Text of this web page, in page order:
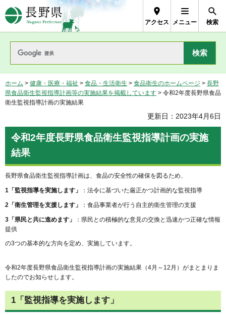
長野県Nagano Prefecture
アクセス メニュー 検索
ホーム > 健康・医療・福祉 > 食品・生活衛生 > 食品衛生のホームページ > 長野
県食品衛生監視指導計画等の実施結果を掲載しています > 令和2年度長野県食品
衛生監視指導計画の実施結果
更新日：2023年4月6日
令和2年度長野県食品衛生監視指導計画の実施
結果
長野県食品衛生監視指導計画は、食品の安全性の確保を図るため、
1「監視指導を実施します」 ：法令に基づいた厳正かつ計画的な監視指導
2「衛生管理を支援します」 ：食品事業者が行う自主的衛生管理の支援
3「県民と共に進めます」
：県民との積極的な意見の交換と迅速かつ正確な情報
提供
の3つの基本的な方向を定め、実施しています。
令和2年度長野県食品衛生監視指導計画の実施結果（4月～12月）がまとまりま
したのでお知らせします。
1「監視指導を実施します」